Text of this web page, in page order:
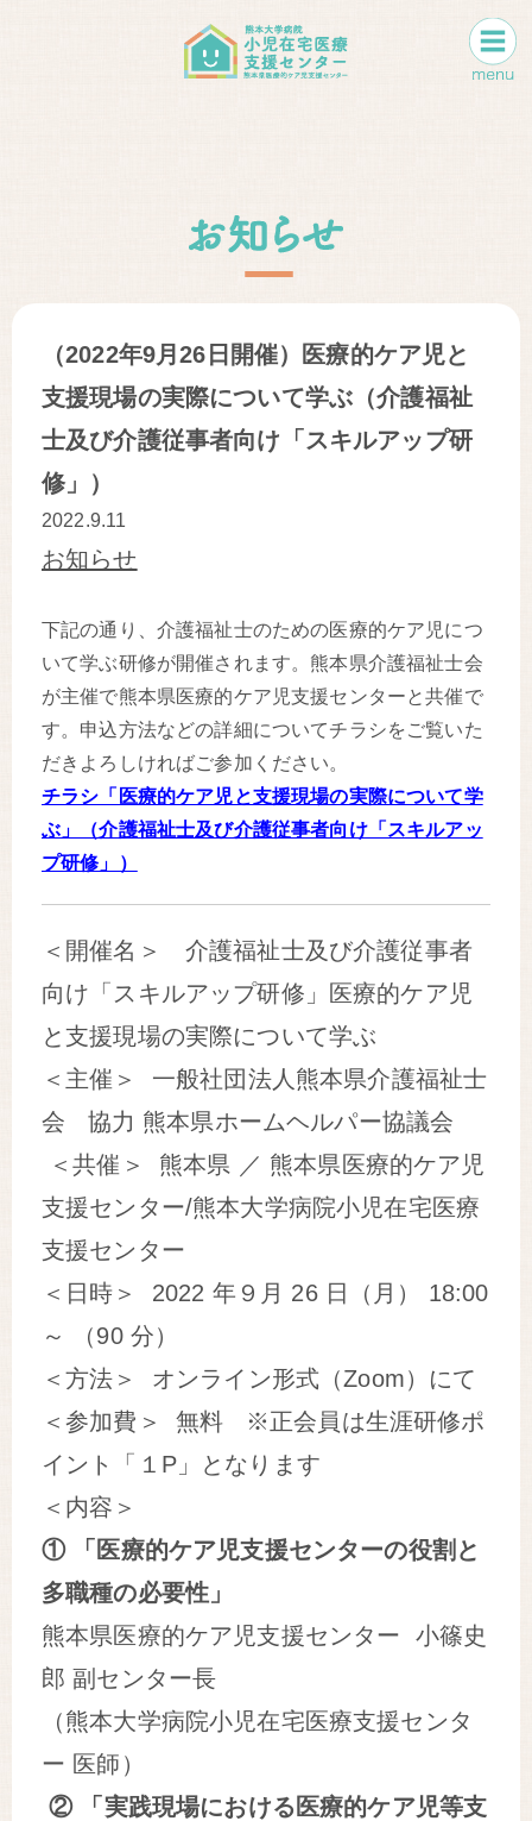
（2022年9月26日開催）医療的ケア児と
支援現場の実際について学ぶ（介護福祉
士及び介護従事者向け「スキルアップ研
修」）
2022.9.11
お知らせ
下記の通り、介護福祉士のための医療的ケア児につ
いて学ぶ研修が開催されます。熊本県介護福祉士会
が主催で熊本県医療的ケア児支援センターと共催で
す。申込方法などの詳細についてチラシをご覧いた
だきよろしければご参加ください。
チラシ「医療的ケア児と支援現場の実際について学
ぶ」（介護福祉士及び介護従事者向け「スキルアッ
プ研修」）
＜開催名＞ 介護福祉士及び介護従事者
向け「スキルアップ研修」医療的ケア児
と支援現場の実際について学ぶ
＜主催＞ 一般社団法人熊本県介護福祉士
会 協力 熊本県ホームヘルパー協議会
＜共催＞ 熊本県 ／ 熊本県医療的ケア児
支援センター/熊本大学病院小児在宅医療
支援センター
＜日時＞ 2022 年９月 26 日（月） 18:00
～ （90 分）
＜方法＞ オンライン形式（Zoom）にて
＜参加費＞ 無料 ※正会員は生涯研修ポ
イント「１P」となります
＜内容＞
① 「医療的ケア児支援センターの役割と
多職種の必要性」
熊本県医療的ケア児支援センター 小篠史
郎 副センター長
（熊本大学病院小児在宅医療支援センタ
ー 医師）
② 「実践現場における医療的ケア児等支